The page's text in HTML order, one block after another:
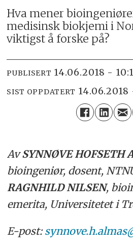
Hva mener
medisinsk biokjemi i
viktigst å forske på?
PUBLISERT 14.06.2018 -
SIST OPPDATERT
AvSYNNØVE HOFSETH
bioingeniør, dosent,
RAGNHILD NILSEN,
emerita, Universitetet i
E-post: